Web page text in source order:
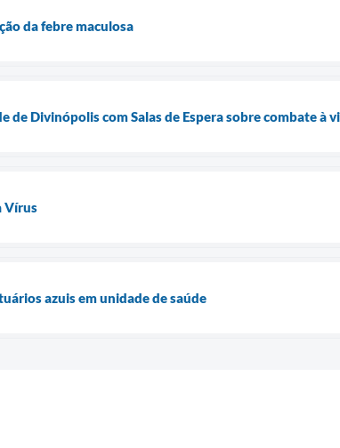
da febre maculosa
de Divinópolis com Salas de Espera sobre combate à
Vírus
azuis em unidade de saúde